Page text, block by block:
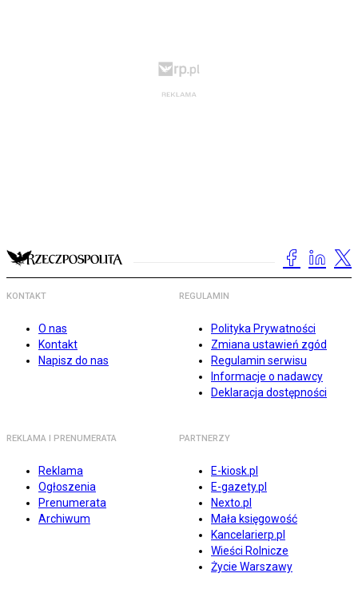
KONTAKT
O nas
Kontakt
Napisz do nas
REGULAMIN
Polityka Prywatności
Zmiana ustawień zgód
Regulamin serwisu
Informacje o nadawcy
Deklaracja dostępności
REKLAMA I PRENUMERATA
Reklama
Ogłoszenia
Prenumerata
Archiwum
PARTNERZY
E-kiosk.pl
E-gazety.pl
Nexto.pl
Mała księgowość
Kancelarierp.pl
Wieści Rolnicze
Życie Warszawy